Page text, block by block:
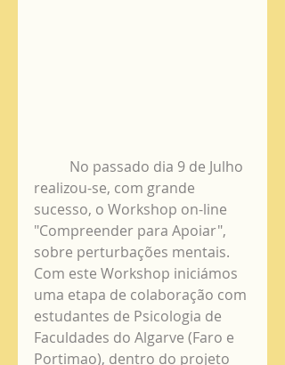
realizou-se, com grande
sucesso, o Workshop on-line
"Compreender para Apoiar",
sobre perturbações mentais.
Com este Workshop iniciámos
uma etapa de colaboração com
estudantes de Psicologia de
Faculdades do Algarve (Faro e
Portimao), dentro do projeto